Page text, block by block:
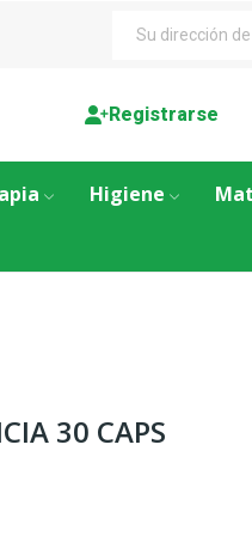
Registrarse
Higiene
30 CAPS